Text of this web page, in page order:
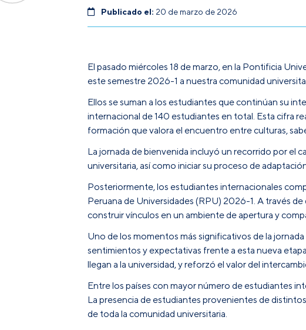
Publicado el: 20 de marzo de 2026
El pasado miércoles 18 de marzo, en la Pontificia
este semestre 2026-1 a nuestra comunidad
Ellos se suman a los estudiantes que continúan su
internacional de 140 estudiantes en total. Esta cifra
formación que valora el encuentro entre culturas,
La jornada de bienvenida incluyó un recorrido por el
universitaria, así como iniciar su proceso de
Posteriormente, los estudiantes internacionales
Peruana de Universidades (RPU) 2026-1. A través
construir vínculos en un ambiente de apertura y
Uno de los momentos más significativos de la
sentimientos y expectativas frente a esta nueva
llegan a la universidad, y reforzó el valor del
Entre los países con mayor número de estudiantes
La presencia de estudiantes provenientes de
de toda la comunidad universitaria.